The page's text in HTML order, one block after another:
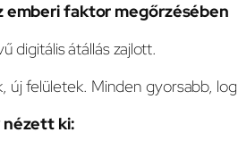
emberi faktor megőrzésében
digitális átállás zajlott.
új felületek. Minden gyorsabb,
nézett ki: